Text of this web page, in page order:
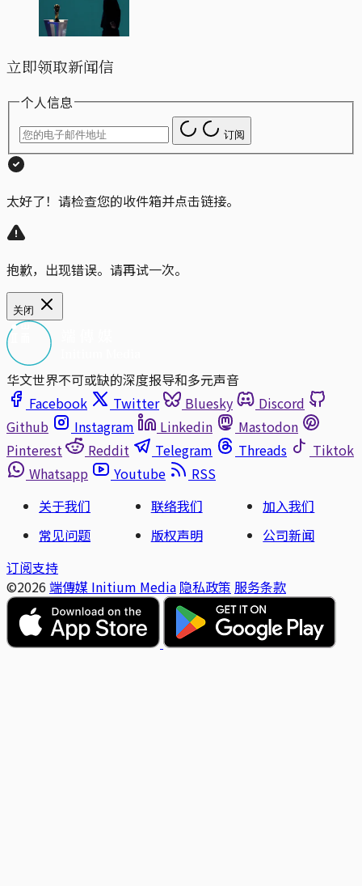
立即领取新闻信
个人信息
订阅
太好了！请检查您的收件箱并点击链接。
抱歉，出现错误。请再试一次。
关闭
华文世界不可或缺的深度报导和多元声音
Facebook
Twitter Bluesky
Discord
Github
Instagram Linkedin
Mastodon
Pinterest
Reddit Telegram Threads
Tiktok
Whatsapp
Youtube
RSS
关于我们
联络我们
加入我们
常见问题
版权声明
公司新闻
订阅支持
©2026 端傳媒 Initium Media 隐私政策 服务条款